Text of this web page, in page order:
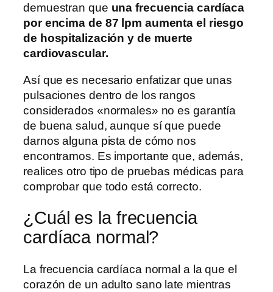
demuestran que una frecuencia cardíaca
por encima de 87 lpm aumenta el riesgo
de hospitalización y de muerte
cardiovascular.
Así que es necesario enfatizar que unas
pulsaciones dentro de los rangos
considerados «normales» no es garantía
de buena salud, aunque sí que puede
darnos alguna pista de cómo nos
encontramos. Es importante que, además,
realices otro tipo de pruebas médicas para
comprobar que todo está correcto.
¿Cuál es la frecuencia
cardíaca normal?
La frecuencia cardíaca normal a la que el
corazón de un adulto sano late mientras